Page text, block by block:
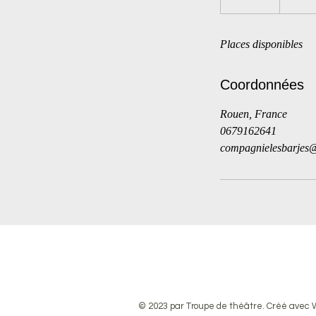
m
Places disponibles
Coordonnées
Rouen, France
0679162641
© 2023 par Troupe de théâtre. Créé avec